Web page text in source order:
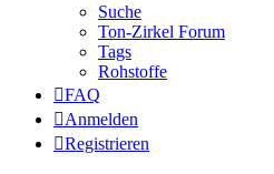
Suche
Ton-Zirkel Forum
Tags
Rohstoffe
FAQ
Anmelden
Registrieren